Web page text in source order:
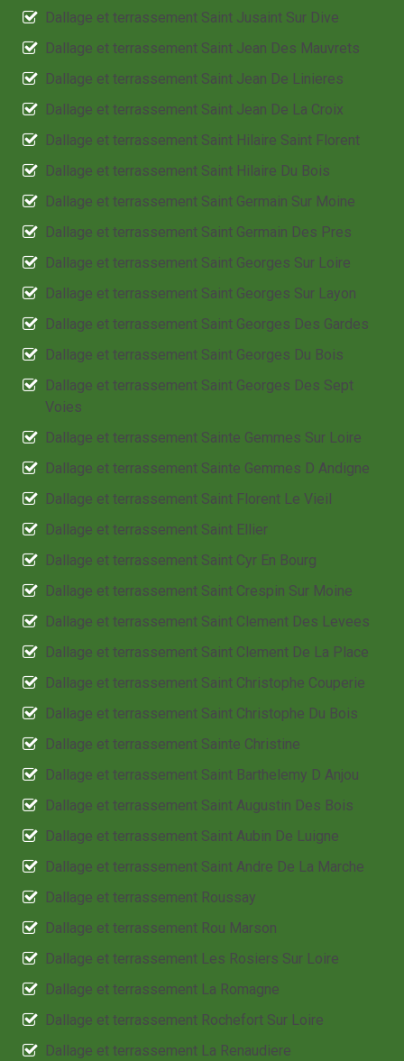
Dallage et terrassement Saint Jusaint Sur Dive
Dallage et terrassement Saint Jean Des Mauvrets
Dallage et terrassement Saint Jean De Linieres
Dallage et terrassement Saint Jean De La Croix
Dallage et terrassement Saint Hilaire Saint Florent
Dallage et terrassement Saint Hilaire Du Bois
Dallage et terrassement Saint Germain Sur Moine
Dallage et terrassement Saint Germain Des Pres
Dallage et terrassement Saint Georges Sur Loire
Dallage et terrassement Saint Georges Sur Layon
Dallage et terrassement Saint Georges Des Gardes
Dallage et terrassement Saint Georges Du Bois
Dallage et terrassement Saint Georges Des Sept
Voies
Dallage et terrassement Sainte Gemmes Sur Loire
Dallage et terrassement Sainte Gemmes D Andigne
Dallage et terrassement Saint Florent Le Vieil
Dallage et terrassement Saint Ellier
Dallage et terrassement Saint Cyr En Bourg
Dallage et terrassement Saint Crespin Sur Moine
Dallage et terrassement Saint Clement Des Levees
Dallage et terrassement Saint Clement De La Place
Dallage et terrassement Saint Christophe Couperie
Dallage et terrassement Saint Christophe Du Bois
Dallage et terrassement Sainte Christine
Dallage et terrassement Saint Barthelemy D Anjou
Dallage et terrassement Saint Augustin Des Bois
Dallage et terrassement Saint Aubin De Luigne
Dallage et terrassement Saint Andre De La Marche
Dallage et terrassement Roussay
Dallage et terrassement Rou Marson
Dallage et terrassement Les Rosiers Sur Loire
Dallage et terrassement La Romagne
Dallage et terrassement Rochefort Sur Loire
Dallage et terrassement La Renaudiere